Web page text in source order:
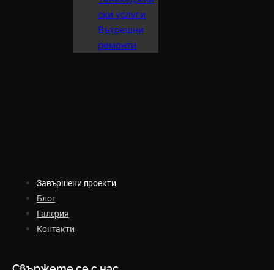
ски услуги
Вътрешни
ремонти
Завършени проекти
Блог
Галерия
Контакти